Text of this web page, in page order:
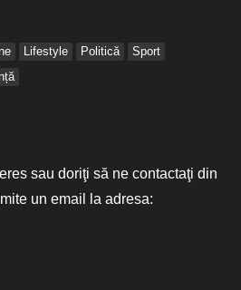
Lifestyle Politică
Sport
sau doriţi să ne contactaţi din
un email la adresa: